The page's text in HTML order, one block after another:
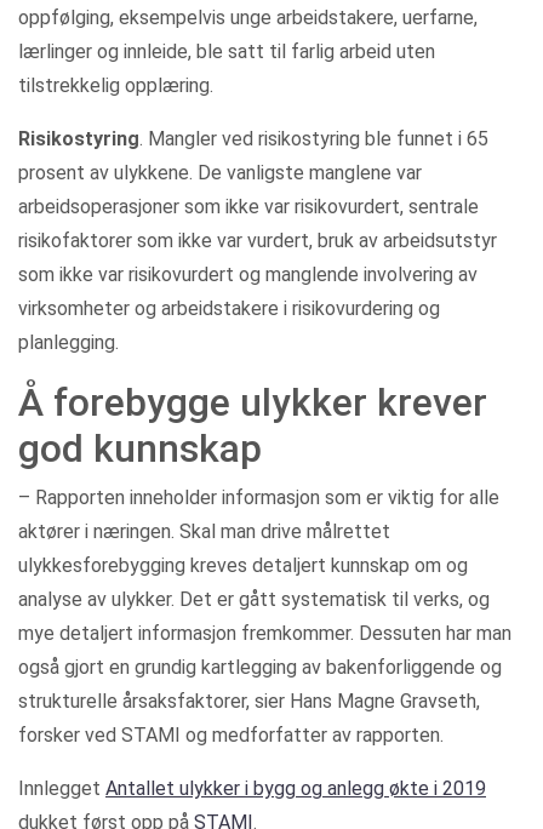
oppfølging, eksempelvis unge arbeidstakere, uerfarne,
lærlinger og innleide, ble satt til farlig arbeid uten
tilstrekkelig opplæring.
Risikostyring. Mangler ved risikostyring ble funnet i 65
prosent av ulykkene. De vanligste manglene var
arbeidsoperasjoner som ikke var risikovurdert, sentrale
risikofaktorer som ikke var vurdert, bruk av arbeidsutstyr
som ikke var risikovurdert og manglende involvering av
virksomheter og arbeidstakere i risikovurdering og
planlegging.
Å forebygge ulykker krever
god kunnskap
– Rapporten inneholder informasjon som er viktig for alle
aktører i næringen. Skal man drive målrettet
ulykkesforebygging kreves detaljert kunnskap om og
analyse av ulykker. Det er gått systematisk til verks, og
mye detaljert informasjon fremkommer. Dessuten har man
også gjort en grundig kartlegging av bakenforliggende og
strukturelle årsaksfaktorer, sier Hans Magne Gravseth,
forsker ved STAMI og medforfatter av rapporten.
Innlegget Antallet ulykker i bygg og anlegg økte i 2019
dukket først opp på STAMI.